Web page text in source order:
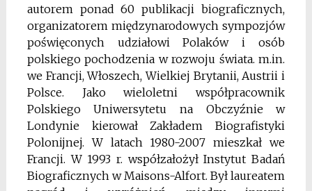
autorem ponad 60 publikacji biograficznych,
organizatorem międzynarodowych sympozjów
poświęconych udziałowi Polaków i osób
polskiego pochodzenia w rozwoju świata. m.in.
we Francji, Włoszech, Wielkiej Brytanii, Austrii i
Polsce. Jako wieloletni współpracownik
Polskiego Uniwersytetu na Obczyźnie w
Londynie kierował Zakładem Biografistyki
Polonijnej. W latach 1980-2007 mieszkał we
Francji. W 1993 r. współzałożył Instytut Badań
Biograficznych w Maisons-Alfort. Był laureatem